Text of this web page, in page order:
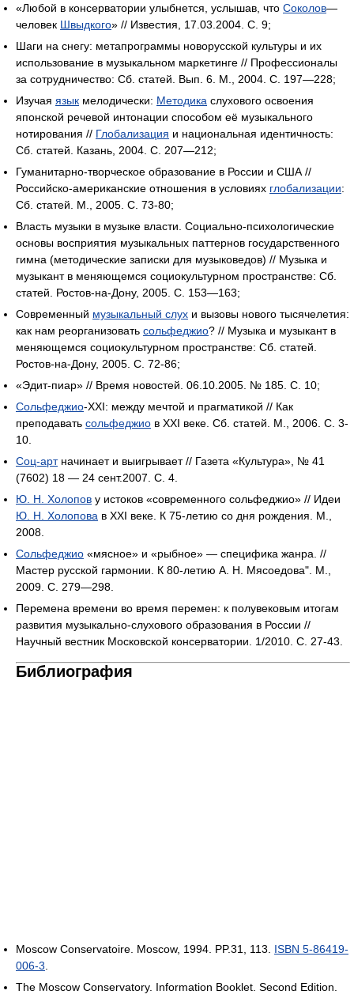
«Любой в консерватории улыбнется, услышав, что Соколов—
человек Швыдкого» // Известия, 17.03.2004. C. 9;
Шаги на снегу: метапрограммы новорусской культуры и их
использование в музыкальном маркетинге // Профессионалы
за сотрудничество: Сб. статей. Вып. 6. М., 2004. С. 197—228;
Изучая язык мелодически: Методика слухового освоения
японской речевой интонации способом её музыкального
нотирования // Глобализация и национальная идентичность:
Сб. статей. Казань, 2004. С. 207—212;
Гуманитарно-творческое образование в России и США //
Российско-американские отношения в условиях глобализации:
Сб. статей. М., 2005. С. 73-80;
Власть музыки в музыке власти. Социально-психологические
основы восприятия музыкальных паттернов государственного
гимна (методические записки для музыковедов) // Музыка и
музыкант в меняющемся социокультурном пространстве: Сб.
статей. Ростов-на-Дону, 2005. С. 153—163;
Современный музыкальный слух и вызовы нового тысячелетия:
как нам реорганизовать сольфеджио? // Музыка и музыкант в
меняющемся социокультурном пространстве: Сб. статей.
Ростов-на-Дону, 2005. С. 72-86;
«Эдит-пиар» // Время новостей. 06.10.2005. № 185. С. 10;
Сольфеджио-XXI: между мечтой и прагматикой // Как
преподавать сольфеджио в XXI веке. Сб. статей. М., 2006. C. 3-
10.
Соц-артначинает и выигрывает // Газета «Культура», № 41
(7602) 18 — 24 сент.2007. С. 4.
Ю. Н. Холопов у истоков «современного сольфеджио» // Идеи
Ю. Н. Холопова в XXI веке. К 75-летию со дня рождения. М.,
2008.
Сольфеджио «мясное» и «рыбное» — специфика жанра. //
Мастер русской гармонии. К 80-летию А. Н. Мясоедова". М.,
2009. С. 279—298.
Перемена времени во время перемен: к полувековым итогам
развития музыкально-слухового образования в России //
Научный вестник Московской консерватории. 1/2010. C. 27-43.
Библиография
Moscow Conservatoire. Moscow, 1994. PP.31, 113. ISBN 5-86419-
006-3.
The Moscow Conservatory. Information Booklet. Second Edition.